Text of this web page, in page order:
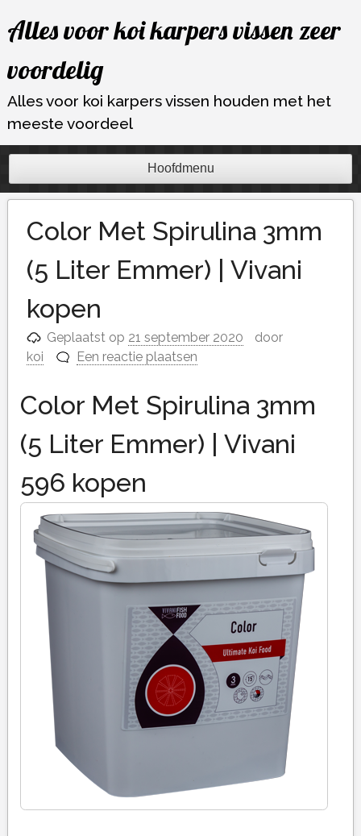
naar
inhoud
Alles voor koi karpers vissen zeer
voordelig
Alles voor koi karpers vissen houden met het
meeste voordeel
Hoofdmenu
Color Met Spirulina 3mm
(5 Liter Emmer) | Vivani
kopen
Geplaatst op 21 september 2020
door
koi
Een reactie plaatsen
Color Met Spirulina 3mm
(5 Liter Emmer) | Vivani
596 kopen